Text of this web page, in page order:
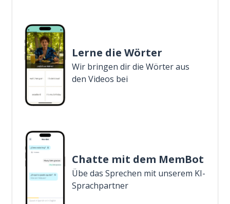
Lerne die Wörter
Wir bringen dir die Wörter aus
den Videos bei
Chatte mit dem MemBot
Übe das Sprechen mit unserem KI-
Sprachpartner